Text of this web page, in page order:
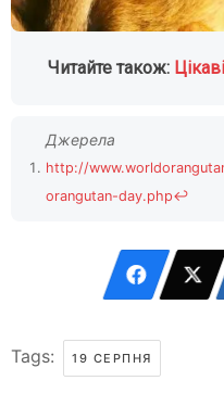
Читайте також:
http://
orangutan-day.php↩
Tags: 19 СЕРПНЯ